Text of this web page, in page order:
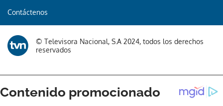
Contáctenos
© Televisora Nacional, S.A 2024, todos los derechos
reservados